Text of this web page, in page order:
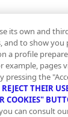
its own and
and to show you
a profile
pages
pressing the
THEIR
COOKIES"
can consult